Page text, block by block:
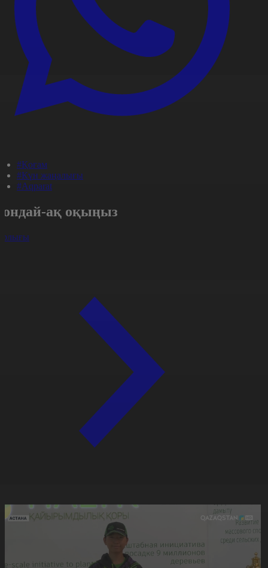
#Қоғам
#Күн жаңалығы
#Aqparat
ақ оқыңыз